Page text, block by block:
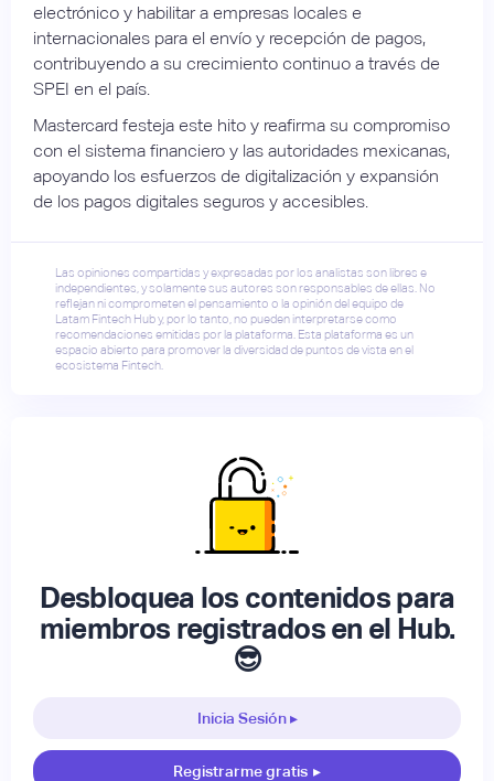
electrónico y habilitar a empresas locales e
internacionales para el envío y recepción de pagos,
contribuyendo a su crecimiento continuo a través de
SPEI en el país.
Mastercard festeja este hito y reafirma su compromiso
con el sistema financiero y las autoridades mexicanas,
apoyando los esfuerzos de digitalización y expansión
de los pagos digitales seguros y accesibles.
Las opiniones compartidas y expresadas por los analistas son libres e
independientes, y solamente sus autores son responsables de ellas. No
reflejan ni comprometen el pensamiento o la opinión del equipo de
Latam Fintech Hub y, por lo tanto, no pueden interpretarse como
recomendaciones emitidas por la plataforma. Esta plataforma es un
espacio abierto para promover la diversidad de puntos de vista en el
ecosistema Fintech.
Desbloquea los contenidos para
miembros registrados en el Hub.
😎
Inicia Sesión ▸
Registrarme gratis ▸